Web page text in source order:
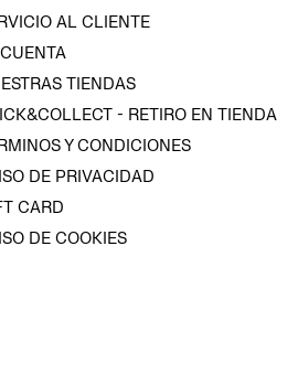
AL CLIENTE
TIENDAS
- RETIRO EN TIENDA
Y CONDICIONES
DE PRIVACIDAD
CARD
DE COOKIES